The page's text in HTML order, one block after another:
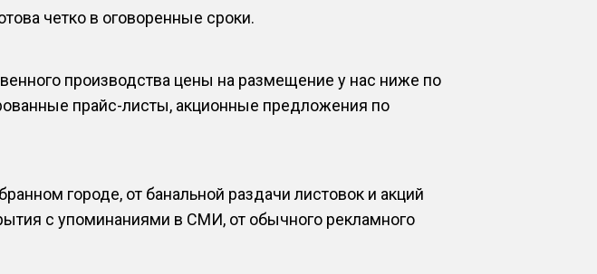
четко в оговоренные сроки.
производства цены на размещение у нас ниже по
прайс-листы, акционные предложения по
городе, от банальной раздачи листовок и акций
с упоминаниями в СМИ, от обычного рекламного